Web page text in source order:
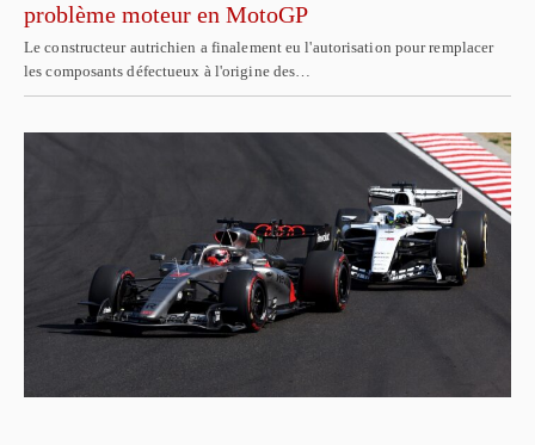
problème moteur en MotoGP
Le constructeur autrichien a finalement eu l'autorisation pour remplacer
les composants défectueux à l'origine des…